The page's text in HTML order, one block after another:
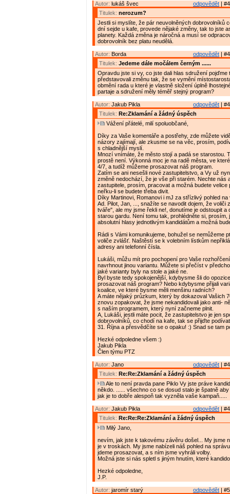
odpovědět |
Autor: lukáš švec
Titulek: nerozum?
Jestli si myslíte, že pár neuvolněných dobrovolníků
dní sejde u kafe, provede nějaké změny, tak to jste
planety. Každá změna je náročná a musí se
dobrovolník bez platu neudělá.
odpovědět |
Autor: Borda
Titulek: Jedeme dále močálem černým ......
Opravdu jste si vy, co jste dali hlas sdružení pojďme
představovali změnu tak, že se vymění
obmění rada u které je vlastně složení úplně
partaje a sdružení měly téměř stejný program?
odpovědět |
Autor: Jakub Pikla
Titulek: Re:Zklamání a žádný úspěch
Vážení přátelé, milí spoluobčané,
Díky za Vaše komentáře a postřehy, zde můžete
názory zajímají, ale zkusme se na věc, prosím,
s chladnější myslí.
Mnozí vnímáte, že město stojí a padá se starostou.
prostě není. Výkonná moc je na radě města, ve
4/7, a tudíž můžeme prosazovat náš program.
Zatím se ani nesešli nové zastupitelstvo, a Vy už
změně nedochází, že je vše při starém. Nechte nás
zastupitele, prosím, pracovat a možná budete velice
neřku-li se budete třeba divit.
Díky Martinovi, Romanovi i mJ za střízlivý pohled na
Ad. Pilot, Jan, ..., snažíte se navodit dojem, že voliči
tváře", ale my jsme řekli ne!, donutíme je odstoupit a
starou gardu. Není tomu tak, prohlédněte si, prosím,
absolutní hlasy jednotlivým kandidátům a možná
Rádi s Vámi komunikujeme, bohužel se nemůžeme
voliče zvlášť. Naštěstí se k volebním lístkům
adresy ani telefonní čísla.
Lukáši, můžu mít pro pochopení pro Vaše
navrhnout jinou variantu. Můžete si přečíst v
jaké varianty byly na stole a jaké ne.
Byl byste tedy spokojenější, kdybysme šli do
prosazovat náš program? Nebo kdybysme přijali
koalice, ve které bysme měli menšinu radních?
A máte nějaký průzkum, který by dokazoval Vašich
znovu zopakovat, že jsme nekandidovali jako anti-
s naším programem, který nyní začneme plnit.
A, Lukáši, jestli máte pocit, že zastupitelstvo je jen
dobrovolníků, co chodí na kafe, tak se přijďte
31. Října a přesvědčíte se o opaku! :) Snad se tam
Hezké odpoledne všem :)
Jakub Pikla
Člen týmu PTZ
odpovědět |
Autor: Jano
Titulek: Re:Re:Zklamání a žádný úspěch
Ale to není pravda pane Piklo Vy jste práve
někdo. ...... všechno co se dosud stalo je špatně
jak je to dobře alespoň tak vyzněla vaše kampaň.....
odpovědět |
Autor: Jakub Pikla
Titulek: Re:Re:Re:Zklamání a žádný úspěch
Milý Jano,
nevím, jak jste k takovému závěru došel... My jsme
je v troskách. My jsme nabízeli náš pohled na
jdeme prosazovat, a s ním jsme vyhráli volby.
Možná jste si nás spletl s jiným hnutím, které
Hezké odpoledne,
J.P.
odpovědět |
Autor: jaromír starý